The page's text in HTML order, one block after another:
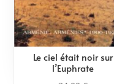
Le ciel était noir sur
l’Euphrate